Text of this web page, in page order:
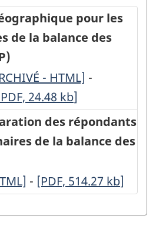
au
étrangères
-
(BP-
-
pour les
de la balance des
- HTML] -
-
PDF,
24.48 kb]
des répondants
de la balance des
- -
514.27
[PDF, 514.27 kb]